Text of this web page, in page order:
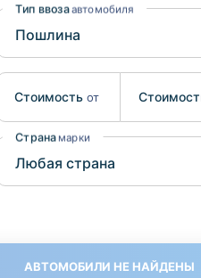
Mitsubishi
Isuzu
Hino
Тип ввозаавтомобиля
Стоимость от
Страна марки
АВТОМОБИЛИ НЕ НАЙДЕНЫ